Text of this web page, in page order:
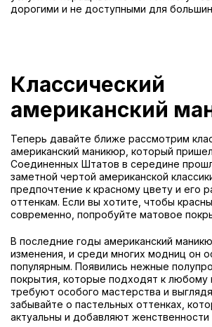
дорогими и не доступными для
Классический
американский
Теперь давайте ближе рассмотрим
американский маникюр, который
Соединенных Штатов в середине
заметной чертой американской
предпочтение к красному цвету и его
оттенкам. Если вы хотите, чтобы
современно, попробуйте матовое
В последние годы американский
изменения, и среди многих модниц он
популярным. Появились нежные
покрытия, которые подходят к любому
требуют особого мастерства и
забывайте о пастельных оттенках,
актуальны и добавляют